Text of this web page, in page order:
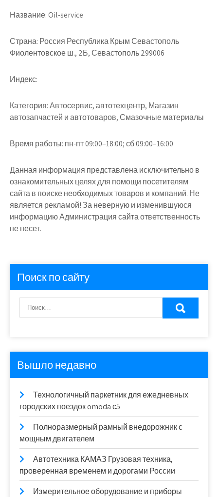
Название:Oil-service
Страна: Россия Республика Крым Севастополь
Фиолентовское ш., 2Б, Севастополь 299006
Индекс:
Категория:Автосервис, автотехцентр, Магазин
автозапчастей и автотоваров, Смазочные материалы
Время работы: пн-пт 09:00–18:00; сб 09:00–16:00
Данная информация представлена исключительно в
ознакомительных целях для помощи посетителям
сайта в поиске необходимых товаров и компаний. Не
является рекламой! За неверную и изменившуюся
информацию Администрация сайта ответственность
не несет.
Поиск по сайту
Вышло недавно
Технологичный паркетник для ежедневных
городских поездок omoda с5
Полноразмерный рамный внедорожник с
мощным двигателем
Автотехника КАМАЗ Грузовая техника,
проверенная временем и дорогами России
Измерительное оборудование и приборы